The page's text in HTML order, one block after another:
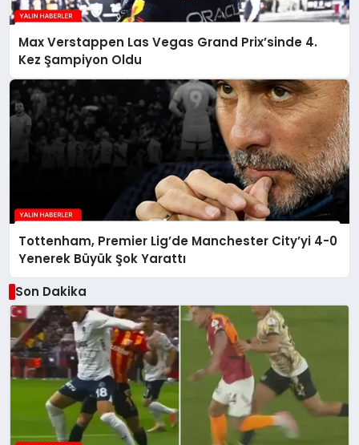
Max Verstappen Las Vegas Grand Prix’sinde 4.
Kez Şampiyon Oldu
Tottenham, Premier Lig’de Manchester City’yi 4-0
Yenerek Büyük Şok Yarattı
Son Dakika